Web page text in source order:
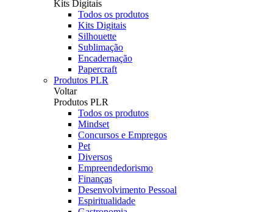
Kits Digitais
Todos os produtos
Kits Digitais
Silhouette
Sublimação
Encadernação
Papercraft
Produtos PLR
Voltar
Produtos PLR
Todos os produtos
Mindset
Concursos e Empregos
Pet
Diversos
Empreendedorismo
Finanças
Desenvolvimento Pessoal
Espiritualidade